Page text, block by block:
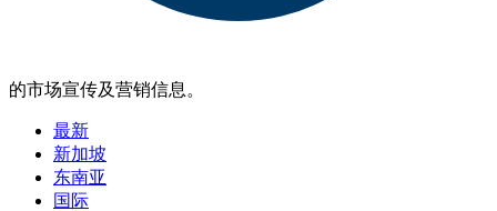
的市场宣传及营销信息。
最新
新加坡
东南亚
国际